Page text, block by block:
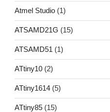
Atmel Studio (1)
ATSAMD21G (15)
ATSAMD51 (1)
ATtiny10 (2)
ATtiny1614 (5)
ATtiny85 (15)